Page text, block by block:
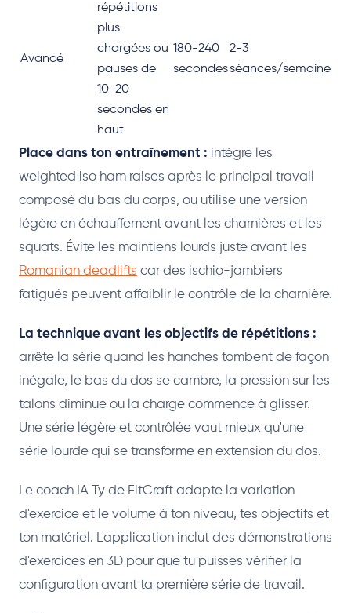
Avancé
répétitions
plus
chargées ou
pauses de
10-20
secondes en
haut
180-240
secondes
2-3
séances/semaine
Place dans ton entraînement : intègre les
weighted iso ham raises après le principal travail
composé du bas du corps, ou utilise une version
légère en échauffement avant les charnières et les
squats. Évite les maintiens lourds juste avant les
Romanian deadlifts car des ischio-jambiers
fatigués peuvent affaiblir le contrôle de la charnière.
La technique avant les objectifs de répétitions :
arrête la série quand les hanches tombent de façon
inégale, le bas du dos se cambre, la pression sur les
talons diminue ou la charge commence à glisser.
Une série légère et contrôlée vaut mieux qu'une
série lourde qui se transforme en extension du dos.
Le coach IA Ty de FitCraft adapte la variation
d'exercice et le volume à ton niveau, tes objectifs et
ton matériel. L'application inclut des démonstrations
d'exercices en 3D pour que tu puisses vérifier la
configuration avant ta première série de travail.